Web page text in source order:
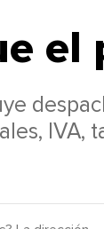
el
IVA,